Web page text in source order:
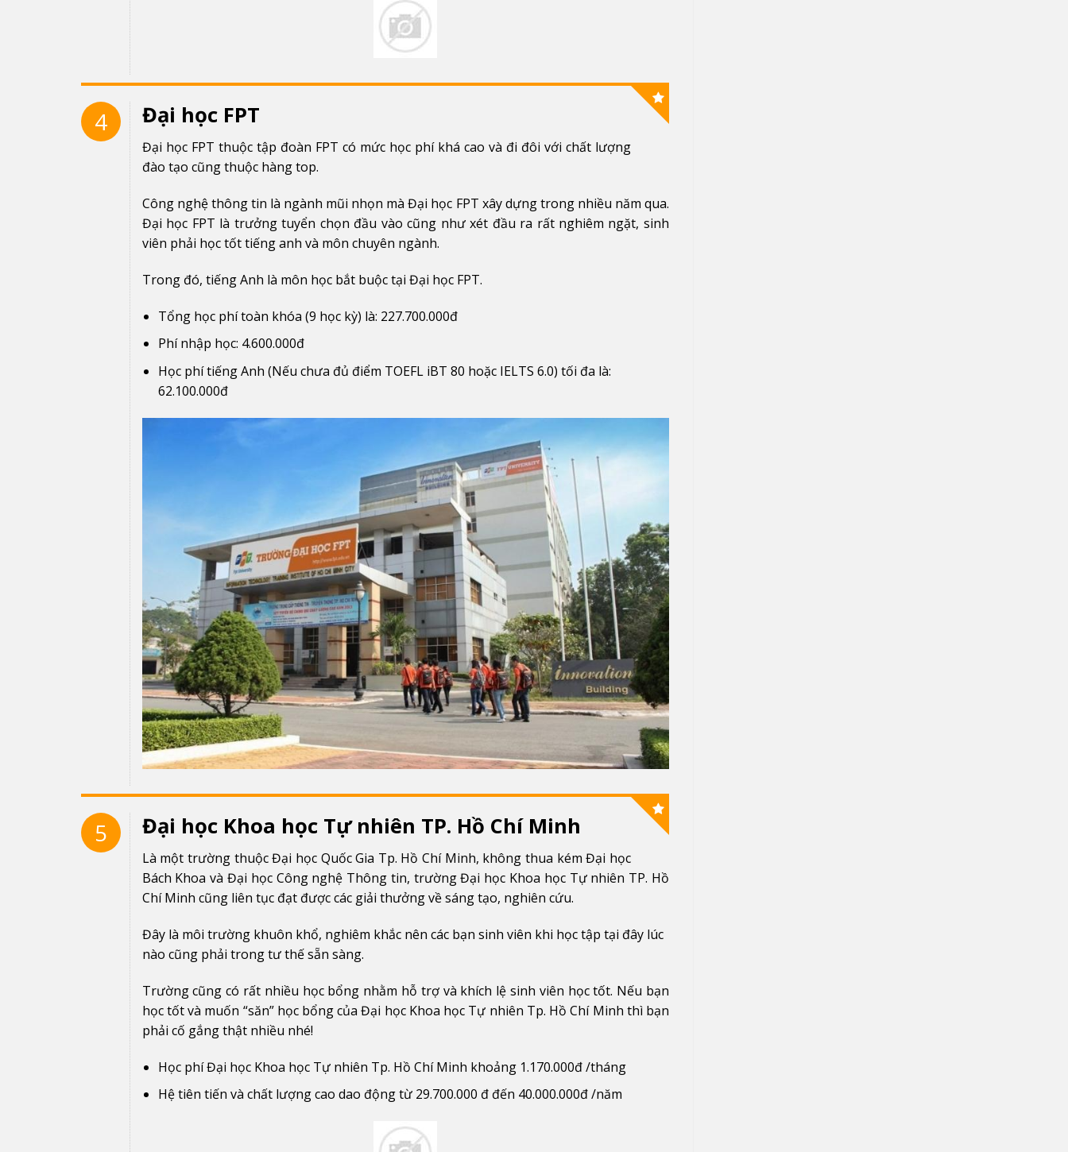
4 Đại học FPT
Đại học FPT thuộc tập đoàn FPT có mức học phí khá cao và đi đôi với chất lượng
đào tạo cũng thuộc hàng top.
Công nghệ thông tin là ngành mũi nhọn mà Đại học FPT xây dựng trong nhiều năm qua.
Đại học FPT là trưởng tuyển chọn đầu vào cũng như xét đầu ra rất nghiêm ngặt, sinh
viên phải học tốt tiếng anh và môn chuyên ngành.
Trong đó, tiếng Anh là môn học bắt buộc tại Đại học FPT.
Tổng học phí toàn khóa (9 học kỳ) là: 227.700.000đ
Phí nhập học: 4.600.000đ
Học phí tiếng Anh (Nếu chưa đủ điểm TOEFL iBT 80 hoặc IELTS 6.0) tối đa là:
62.100.000đ
5 Đại học Khoa học Tự nhiên TP. Hồ Chí Minh
Là một trường thuộc Đại học Quốc Gia Tp. Hồ Chí Minh, không thua kém Đại học
Bách Khoa và Đại học Công nghệ Thông tin, trường Đại học Khoa học Tự nhiên TP. Hồ
Chí Minh cũng liên tục đạt được các giải thưởng về sáng tạo, nghiên cứu.
Đây là môi trường khuôn khổ, nghiêm khắc nên các bạn sinh viên khi học tập tại đây lúc
nào cũng phải trong tư thế sẵn sàng.
Trường cũng có rất nhiều học bổng nhằm hỗ trợ và khích lệ sinh viên học tốt. Nếu bạn
học tốt và muốn “săn” học bổng của Đại học Khoa học Tự nhiên Tp. Hồ Chí Minh thì bạn
phải cố gắng thật nhiều nhé!
Học phí Đại học Khoa học Tự nhiên Tp. Hồ Chí Minh khoảng 1.170.000đ /tháng
Hệ tiên tiến và chất lượng cao dao động từ 29.700.000 đ đến 40.000.000đ /năm